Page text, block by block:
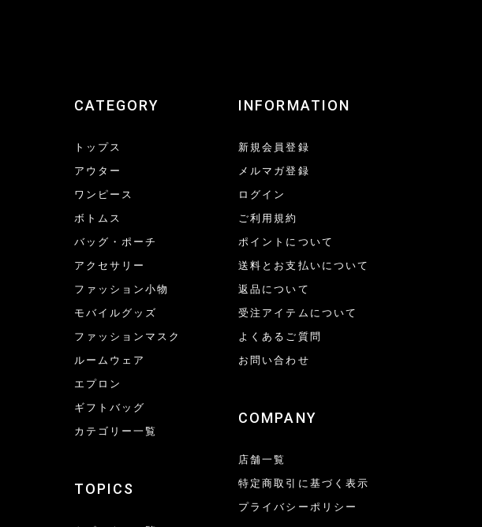
CATEGORY
トップス
アウター
ワンピース
ボトムス
バッグ・ポーチ
アクセサリー
ファッション小物
モバイルグッズ
ファッションマスク
ルームウェア
エプロン
ギフトバッグ
カテゴリー一覧
TOPICS
INFORMATION
新規会員登録
メルマガ登録
ログイン
ご利用規約
ポイントについて
送料とお支払いについて
返品について
受注アイテムについて
よくあるご質問
お問い合わせ
COMPANY
店舗一覧
特定商取引に基づく表示
プライバシーポリシー